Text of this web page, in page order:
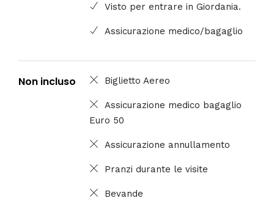
Visto per entrare in Giordania.
Assicurazione medico/bagaglio
Non incluso Biglietto Aereo
Assicurazione medico bagaglio
Euro 50
Assicurazione annullamento
Pranzi durante le visite
Bevande